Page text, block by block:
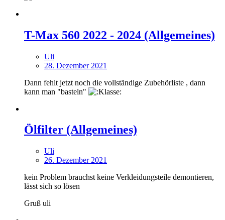
T-Max 560 2022 - 2024 (Allgemeines)
Uli
28. Dezember 2021
Dann fehlt jetzt noch die vollständige Zubehörliste , dann
kann man "basteln"
Ölfilter (Allgemeines)
Uli
26. Dezember 2021
kein Problem brauchst keine Verkleidungsteile demontieren,
lässt sich so lösen
Gruß uli